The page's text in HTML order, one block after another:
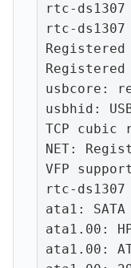
rtc-
rtc-ds1307
usbcore:
usbhid:
TCP cubic
NET:
VFP
rtc-
ata1:
ata1.00:
ata1.00: